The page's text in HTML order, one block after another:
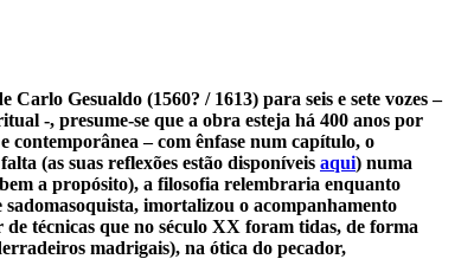
Gesualdo (1560? / 1613) para seis e sete vozes –
-, presume-se que a obra esteja há 400 anos por
contemporânea – com ênfase num capítulo, o
(as suas reflexões estão disponíveis aqui) numa
a propósito), a filosofia relembraria enquanto
sadomasoquista, imortalizou o acompanhamento
técnicas que no século XX foram tidas, de forma
madrigais), na ótica do pecador,